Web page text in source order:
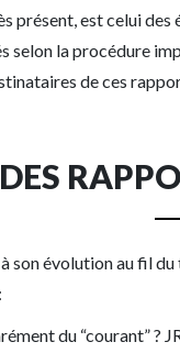
présent, est celui
selon la procédure
de ces
évolution au fil
du “courant” ?